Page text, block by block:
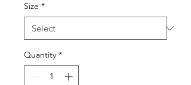
Size *
Quantity *